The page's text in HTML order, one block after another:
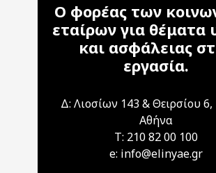
Ο φορέας των
εταίρων για θέματα
και ασφάλειας
εργασία.
Δ: Λιοσίων 143 & Θειρσίου 6,
Αθήνα
T: 210 82 00 100
e: info@elinyae.gr